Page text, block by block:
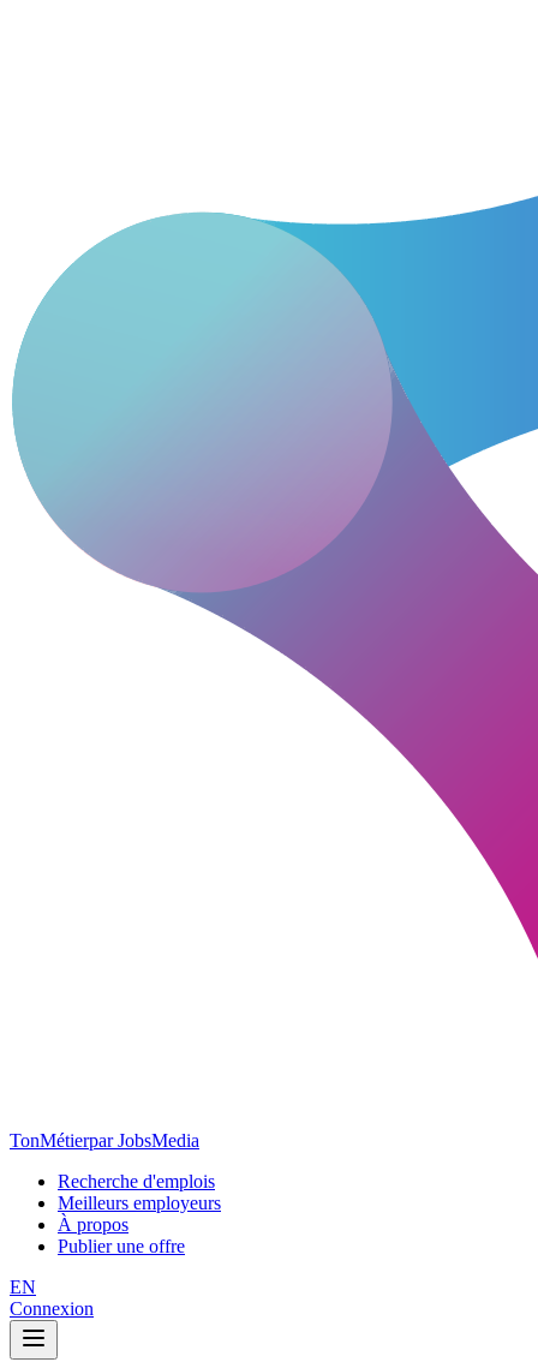
TonMétierpar JobsMedia
Recherche d'emplois
Meilleurs employeurs
À propos
Publier une offre
EN
Connexion